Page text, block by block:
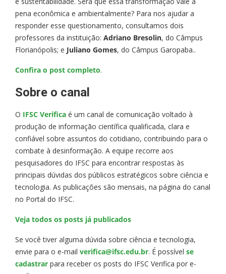
pena econômica e ambientalmente? Para nos ajudar a
responder esse questionamento, consultamos dois
professores da instituição: Adriano Bresolin, do Câmpus
Florianópolis; e Juliano Gomes, do Câmpus Garopaba..
Confira o post completo.
Sobre o canal
O IFSC Verifica é um canal de comunicação voltado à
produção de informação científica qualificada, clara e
confiável sobre assuntos do cotidiano, contribuindo para o
combate à desinformação. A equipe recorre aos
pesquisadores do IFSC para encontrar respostas às
principais dúvidas dos públicos estratégicos sobre ciência e
tecnologia. As publicações são mensais, na página do canal
no Portal do IFSC.
Veja todos os posts já publicados
Se você tiver alguma dúvida sobre ciência e tecnologia,
envie para o e-mail verifica@ifsc.edu.br. É possível se
cadastrar para receber os posts do IFSC Verifica por e-